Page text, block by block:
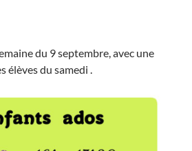
du 9 septembre, avec une
élèves du samedi .